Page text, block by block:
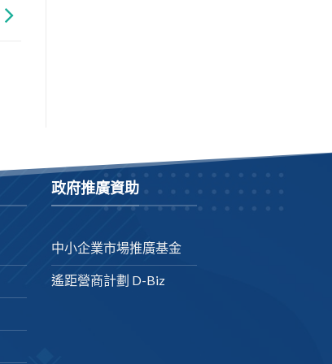
政府推廣資助
中小企業市場推廣基金
遙距營商計劃 D-Biz